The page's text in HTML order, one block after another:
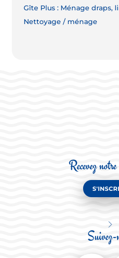
Gîte Plus : Ménage draps,
Nettoyage / ménage
Recevez
Suivez-